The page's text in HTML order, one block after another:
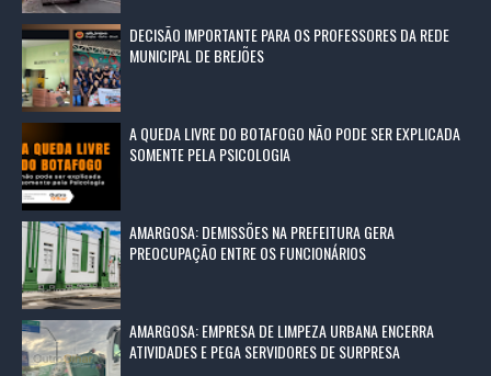
DECISÃO IMPORTANTE PARA OS PROFESSORES DA REDE
MUNICIPAL DE BREJÕES
A QUEDA LIVRE DO BOTAFOGO NÃO PODE SER EXPLICADA
SOMENTE PELA PSICOLOGIA
AMARGOSA: DEMISSÕES NA PREFEITURA GERA
PREOCUPAÇÃO ENTRE OS FUNCIONÁRIOS
AMARGOSA: EMPRESA DE LIMPEZA URBANA ENCERRA
ATIVIDADES E PEGA SERVIDORES DE SURPRESA